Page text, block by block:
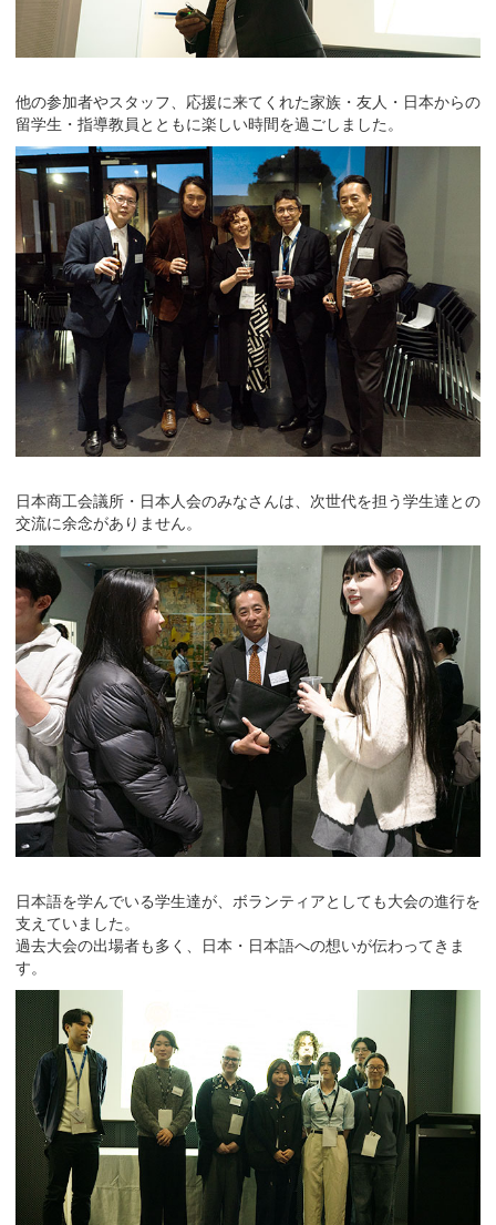
他の参加者やスタッフ、応援に来てくれた家族・友人・日本からの
留学生・指導教員とともに楽しい時間を過ごしました。
日本商工会議所・日本人会のみなさんは、次世代を担う学生達との
交流に余念がありません。
日本語を学んでいる学生達が、ボランティアとしても大会の進行を
支えていました。
過去大会の出場者も多く、日本・日本語への想いが伝わってきま
す。